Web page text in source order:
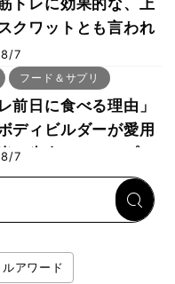
トレに効果的な、上
クワットとも言われ
シン“ノーチラス・
バーマシン”とは？
7
フード＆サプリ
前日に食べる理由」
ディビルダーが愛用
＋牛肉」のシンプル
とは？
7
アワード